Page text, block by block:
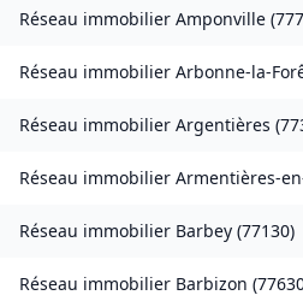
Réseau immobilier Amponville (
Réseau immobilier Arbonne-la-
Réseau immobilier Argentières (
Réseau immobilier Armentières-
Réseau immobilier Barbey (77130)
Réseau immobilier Barbizon (